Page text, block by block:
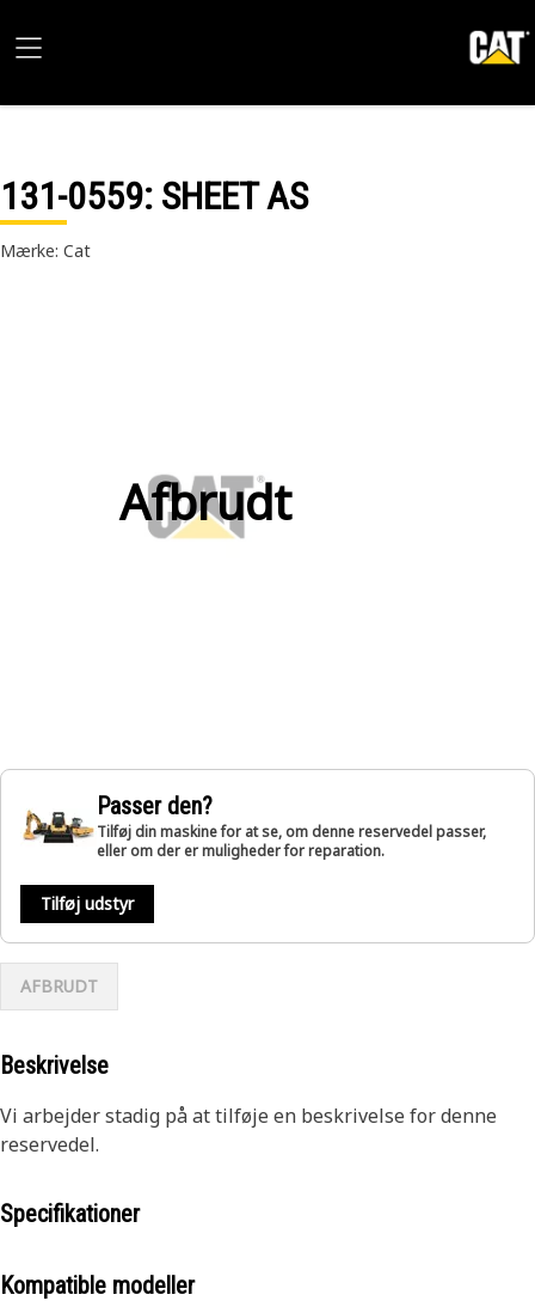
131-0559: SHEET AS
Mærke: Cat
Afbrudt
Passer den?
Tilføj din maskine for at se, om denne reservedel passer,
eller om der er muligheder for reparation.
Tilføj udstyr
AFBRUDT
Beskrivelse
Vi arbejder stadig på at tilføje en beskrivelse for denne
reservedel.
Specifikationer
Kompatible modeller